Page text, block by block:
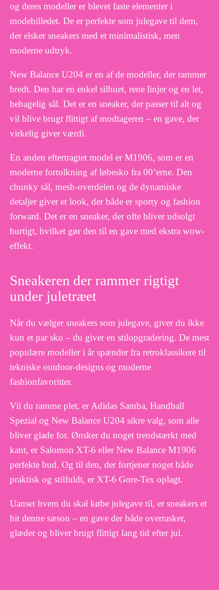
og deres modeller er blevet faste elementer i
modebilledet. De er perfekte som julegave til dem,
der elsker sneakers med et minimalistisk, men
moderne udtryk.
New Balance U204 er en af de modeller, der rammer
bredt. Den har en enkel silhuet, rene linjer og en let,
behagelig sål. Det er en sneaker, der passer til alt og
vil blive brugt flittigt af modtageren – en gave, der
virkelig giver værdi.
En anden eftertragtet model er M1906, som er en
moderne fortolkning af løbesko fra 00’erne. Den
chunky sål, mesh-overdelen og de dynamiske
detaljer giver et look, der både er sporty og fashion
forward. Det er en sneaker, der ofte bliver udsolgt
hurtigt, hvilket gør den til en gave med ekstra wow-
effekt.
Sneakeren der rammer rigtigt
under juletræet
Når du vælger sneakers som julegave, giver du ikke
kun et par sko – du giver en stilopgradering. De mest
populære modeller i år spænder fra retroklassikere til
tekniske outdoor-designs og moderne
fashionfavoritter.
Vil du ramme plet, er Adidas Samba, Handball
Spezial og New Balance U204 sikre valg, som alle
bliver glade for. Ønsker du noget trendstærkt med
kant, er Salomon XT-6 eller New Balance M1906
perfekte bud. Og til den, der fortjener noget både
praktisk og stilfuldt, er XT-6 Gore-Tex oplagt.
Uanset hvem du skal købe julegave til, er sneakers et
hit denne sæson – en gave der både overrasker,
glæder og bliver brugt flittigt lang tid efter jul.